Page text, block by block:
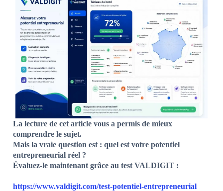
La lecture de cet article vous a permis de mieux
comprendre le sujet.
Mais la vraie question est : quel est votre potentiel
entrepreneurial réel ?
Évaluez-le maintenant grâce au test VALDIGIT :
https://www.valdigit.com/test-potentiel-entrepreneurial